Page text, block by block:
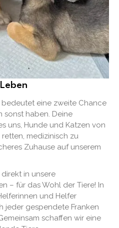
eine zweite Chance
sonst haben. Deine
uns, Hunde und Katzen von
medizinisch zu
Zuhause auf unserem
in unsere
– für das Wohl der Tiere! In
und Helfer
jeder gespendete Franken
schaffen wir eine